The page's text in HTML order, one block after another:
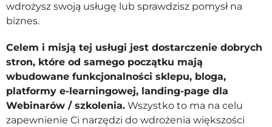
wdrożysz swoją usługę lub sprawdzisz pomysł na
biznes.
Celem i misją tej usługi jest dostarczenie dobrych
stron, które od samego początku mają
wbudowane funkcjonalności sklepu, bloga,
platformy e-learningowej, landing-page dla
Webinarów / szkolenia. Wszystko to ma na celu
zapewnienie Ci narzędzi do wdrożenia większości